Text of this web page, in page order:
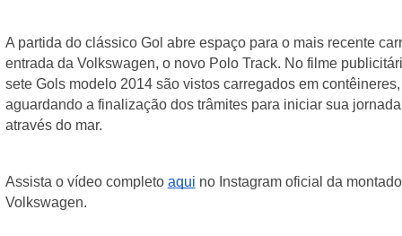
A partida do clássico Gol abre espaço para o mais recente
entrada da Volkswagen, o novo Polo Track. No filme
sete Gols modelo 2014 são vistos carregados em contêineres,
aguardando a finalização dos trâmites para iniciar sua jornada
através do mar.
Assista o vídeo completo aqui no Instagram oficial da
Volkswagen.